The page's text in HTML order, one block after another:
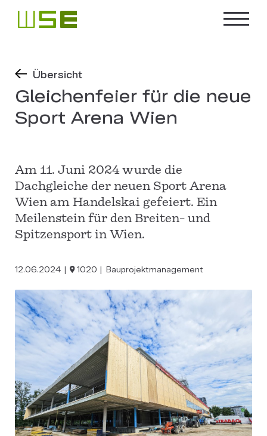
Übersicht
Gleichenfeier für die neue
Sport Arena Wien
Am 11. Juni 2024 wurde die
Dachgleiche der neuen Sport Arena
Wien am Handelskai gefeiert. Ein
Meilenstein für den Breiten- und
Spitzensport in Wien.
12.06.2024 1020 Bauprojektmanagement